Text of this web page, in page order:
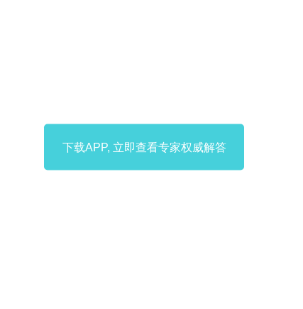
下载APP, 立即查看专家权威解答